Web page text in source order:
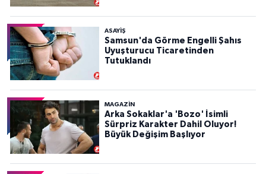
ASAYIŞ
Samsun'da Görme Engelli Şahıs
Uyuşturucu Ticaretinden
Tutuklandı
MAGAZİN
Arka Sokaklar'a 'Bozo' İsimli
Sürpriz Karakter Dahil Oluyor!
Büyük Değişim Başlıyor